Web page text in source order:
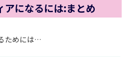
アになるには:まとめ
ためには…